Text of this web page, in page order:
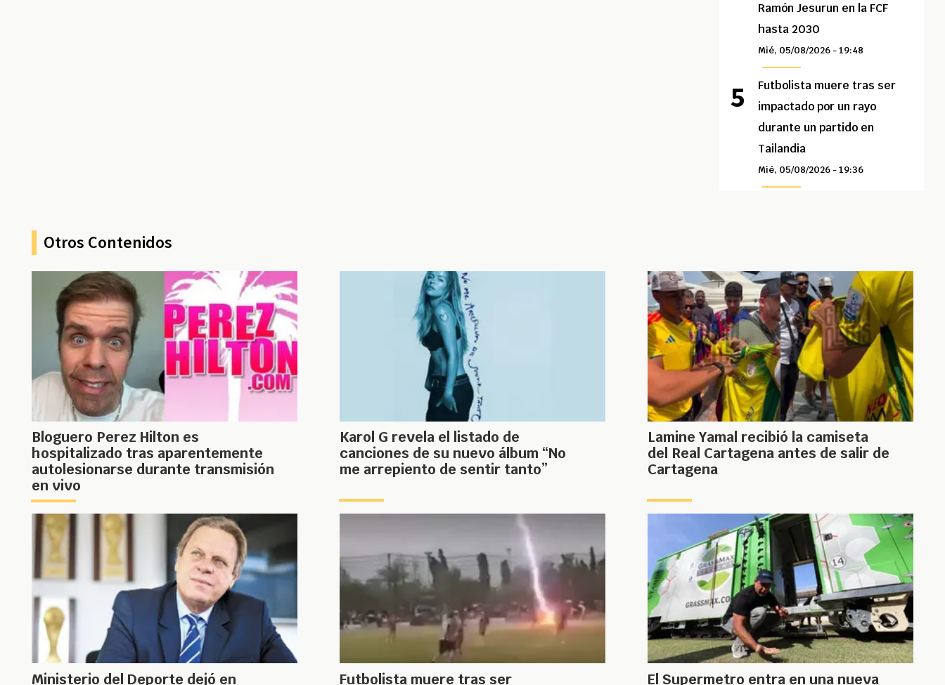
Ramón Jesurun en la FCF
hasta 2030
Mié, 05/08/2026 - 19:48
Futbolista muere tras ser
impactado por un rayo
durante un partido en
Tailandia
Mié, 05/08/2026 - 19:36
Otros Contenidos
Bloguero Perez Hilton es
hospitalizado tras aparentemente
autolesionarse durante transmisión
en vivo
Karol G revela el listado de
canciones de su nuevo álbum “No
me arrepiento de sentir tanto”
Lamine Yamal recibió la camiseta
del Real Cartagena antes de salir de
Cartagena
Ministerio del Deporte dejó en Futbolista muere tras ser El Supermetro entra en una nueva